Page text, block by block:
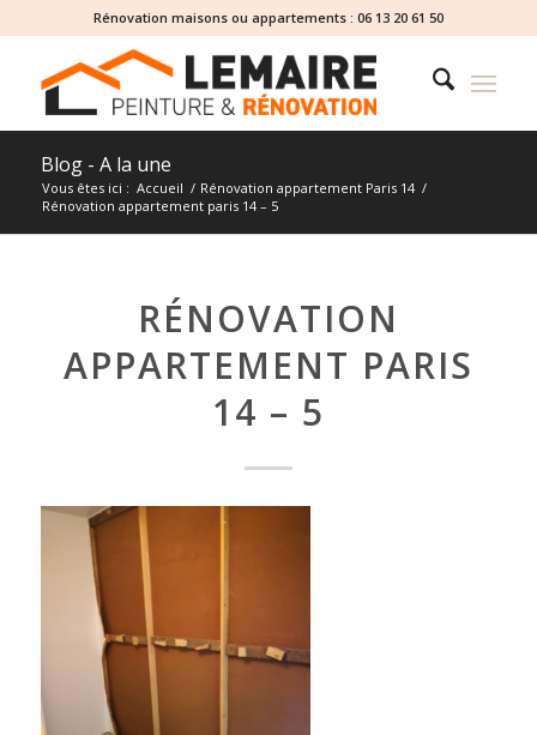
Rénovation maisons ou appartements : 06 13 20 61 50
Blog - A la une
Vous êtes ici : Accueil / Rénovation appartement Paris 14 /
Rénovation appartement paris 14 – 5
RÉNOVATION
APPARTEMENT PARIS
14 – 5